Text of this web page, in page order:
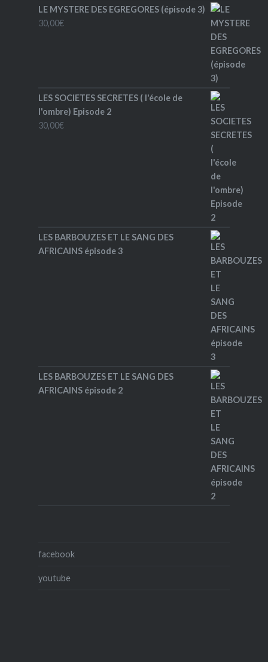
LE MYSTERE DES EGREGORES (épisode 3)
30,00€
LES SOCIETES SECRETES ( l'école de
l'ombre) Episode 2
30,00€
LES BARBOUZES ET LE SANG DES
AFRICAINS épisode 3
LES BARBOUZES ET LE SANG DES
AFRICAINS épisode 2
facebook
youtube